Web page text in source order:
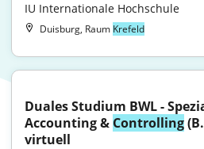
IU Internationale Hochschule
Duisburg, Raum Krefeld
Duales Studium BWL -
Accounting & Controlling
virtuell